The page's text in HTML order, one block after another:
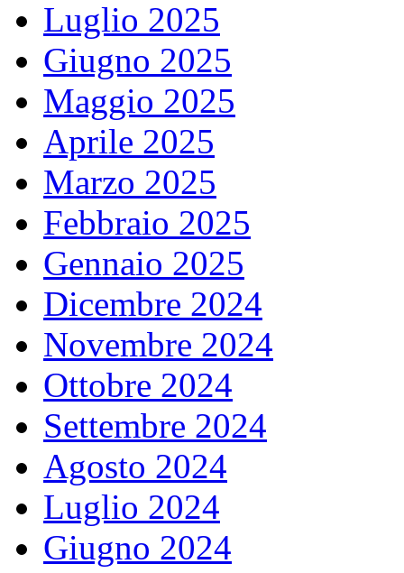
Luglio 2025
Giugno 2025
Maggio 2025
Aprile 2025
Marzo 2025
Febbraio 2025
Gennaio 2025
Dicembre 2024
Novembre 2024
Ottobre 2024
Settembre 2024
Agosto 2024
Luglio 2024
Giugno 2024